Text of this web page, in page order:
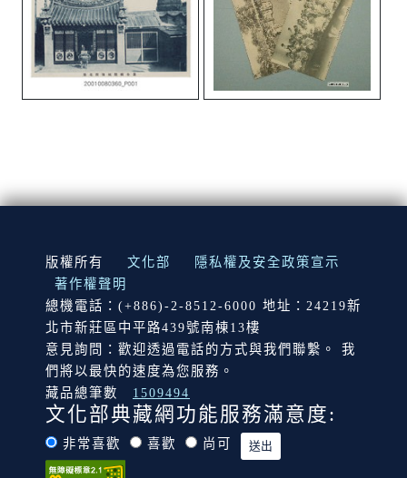
:::
版權所有 文化部
隱私權及安全政策宣示
著作權聲明
總機電話：(+886)-2-8512-6000 地址：24219新
北市新莊區中平路439號南棟13樓
意見詢問：歡迎透過電話的方式與我們聯繫。 我
們將以最快的速度為您服務。
藏品總筆數
1509494
文化部典藏網功能服務滿意度:
非常喜歡 喜歡 尚可